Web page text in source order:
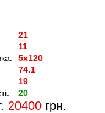
21
11
5x120
74.1
19
20
20400 грн.